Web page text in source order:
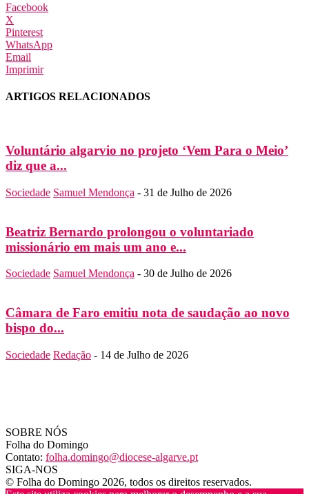
Facebook
X
Pinterest
WhatsApp
Email
Imprimir
ARTIGOS RELACIONADOS
Voluntário algarvio no projeto ‘Vem Para o Meio’
diz que a...
Sociedade Samuel Mendonça - 31 de Julho de 2026
Beatriz Bernardo prolongou o voluntariado
missionário em mais um ano e...
Sociedade Samuel Mendonça - 30 de Julho de 2026
Câmara de Faro emitiu nota de saudação ao novo
bispo do...
Sociedade Redação - 14 de Julho de 2026
SOBRE NÓS
Folha do Domingo
Contato: folha.domingo@diocese-algarve.pt
SIGA-NOS
© Folha do Domingo 2026, todos os direitos reservados.